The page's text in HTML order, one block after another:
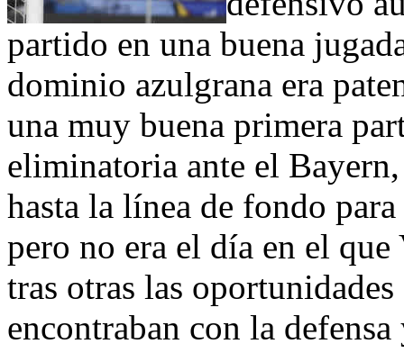
partido en una buena
dominio azulgrana era
una muy buena primera
eliminatoria ante el
hasta la línea de fondo
pero no era el día en el
tras otras las
encontraban con la